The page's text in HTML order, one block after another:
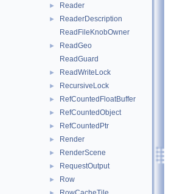
► Reader
►
ReaderDescription
ReadFileKnobOwner
►
ReadGeo
ReadGuard
► ReadWriteLock
► RecursiveLock
► RefCountedFloatBuffer
► RefCountedObject
► RefCountedPtr
► Render
► RenderScene
► RequestOutput
► Row